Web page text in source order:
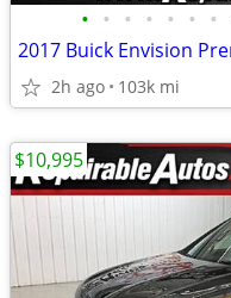
• • • • • • •
2h ago 103k mi
$10,995